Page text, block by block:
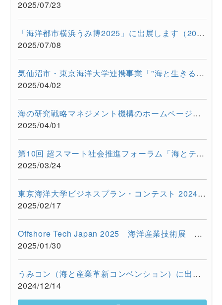
2025/07/23
「海洋都市横浜うみ博2025」に出展します（2025年7月12日・13日）
2025/07/08
気仙沼市・東京海洋大学連携事業「"海と生きる"連続水産セミナー...
2025/04/02
海の研究戦略マネジメント機構のホームページをリニューアルしま...
2025/04/01
第10回 超スマート社会推進フォーラム「海とテクノロジーの融合が...
2025/03/24
東京海洋大学ビジネスプラン・コンテスト 2024を開催しました
2025/02/17
Offshore Tech Japan 2025 海洋産業技術展 ー海洋資源の利活用...
2025/01/30
うみコン（海と産業革新コンベンション）に出展しました（12/13 ...
2024/12/14